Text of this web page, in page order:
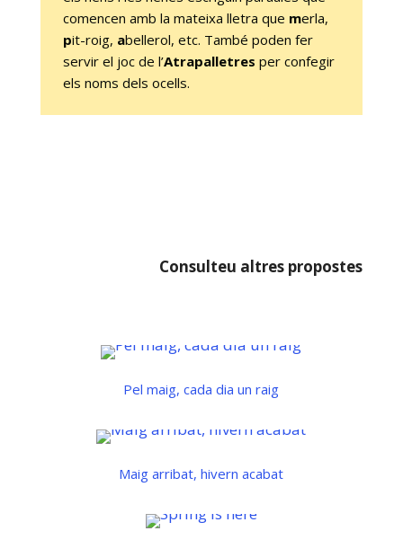
comencen amb la mateixa lletra que merla,
pit-roig, abellerol, etc. També poden fer
servir el joc de l’Atrapalletres per confegir
els noms dels ocells.
Consulteu altres propostes
Pel maig, cada dia un raig
Maig arribat, hivern acabat